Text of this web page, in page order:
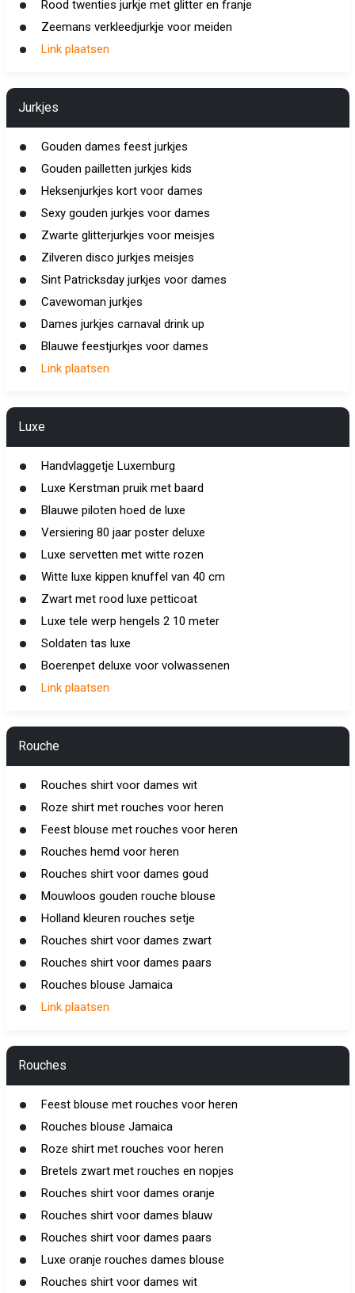
Rood twenties jurkje met glitter en franje
Zeemans verkleedjurkje voor meiden
Link plaatsen
Jurkjes
Gouden dames feest jurkjes
Gouden pailletten jurkjes kids
Heksenjurkjes kort voor dames
Sexy gouden jurkjes voor dames
Zwarte glitterjurkjes voor meisjes
Zilveren disco jurkjes meisjes
Sint Patricksday jurkjes voor dames
Cavewoman jurkjes
Dames jurkjes carnaval drink up
Blauwe feestjurkjes voor dames
Link plaatsen
Luxe
Handvlaggetje Luxemburg
Luxe Kerstman pruik met baard
Blauwe piloten hoed de luxe
Versiering 80 jaar poster deluxe
Luxe servetten met witte rozen
Witte luxe kippen knuffel van 40 cm
Zwart met rood luxe petticoat
Luxe tele werp hengels 2 10 meter
Soldaten tas luxe
Boerenpet deluxe voor volwassenen
Link plaatsen
Rouche
Rouches shirt voor dames wit
Roze shirt met rouches voor heren
Feest blouse met rouches voor heren
Rouches hemd voor heren
Rouches shirt voor dames goud
Mouwloos gouden rouche blouse
Holland kleuren rouches setje
Rouches shirt voor dames zwart
Rouches shirt voor dames paars
Rouches blouse Jamaica
Link plaatsen
Rouches
Feest blouse met rouches voor heren
Rouches blouse Jamaica
Roze shirt met rouches voor heren
Bretels zwart met rouches en nopjes
Rouches shirt voor dames oranje
Rouches shirt voor dames blauw
Rouches shirt voor dames paars
Luxe oranje rouches dames blouse
Rouches shirt voor dames wit